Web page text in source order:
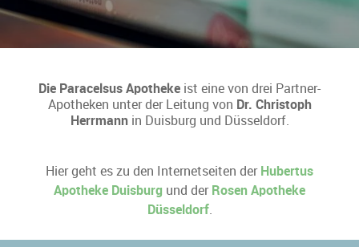
Die Paracelsus Apotheke ist eine von drei Partner-
Apotheken unter der Leitung von Dr. Christoph
Herrmannin Duisburg und Düsseldorf.
Hier geht es zu den Internetseiten der Hubertus
Apotheke Duisburg und der Rosen Apotheke
Düsseldorf.